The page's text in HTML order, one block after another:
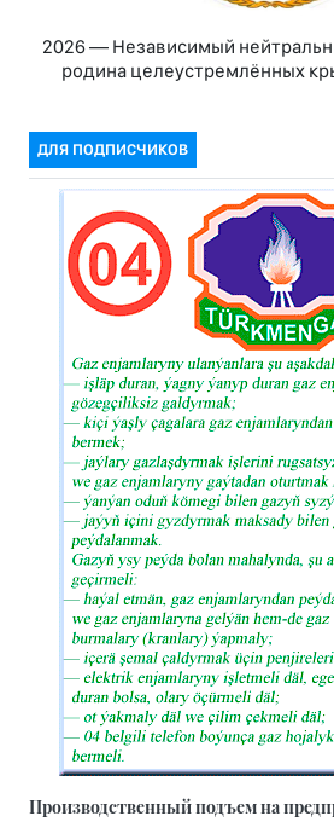
2026 — Независимый
родина целеустремлённых
ДЛЯ ПОДПИСЧИКОВ
Производственный подъем на